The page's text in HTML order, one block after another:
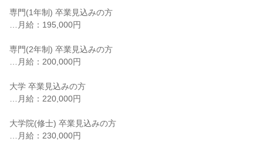
専門(1年制) 卒業見込みの方
…月給：195,000円
専門(2年制) 卒業見込みの方
…月給：200,000円
大学 卒業見込みの方
…月給：220,000円
大学院(修士) 卒業見込みの方
…月給：230,000円